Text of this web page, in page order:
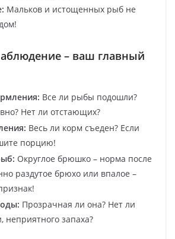
Мальков и истощенных рыб не
– ваш главный
Все ли рыбы подошли?
Нет ли отстающих?
Весь ли корм съеден? Если
порцию!
Округлое брюшко – норма после
раздутое брюхо или впалое –
Прозрачная ли она? Нет ли
неприятного запаха?